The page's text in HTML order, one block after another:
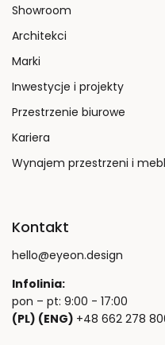
Showroom
Architekci
Marki
Inwestycje i projekty
Przestrzenie biurowe
Kariera
Wynajem przestrzeni i
Kontakt
hello@eyeon.design
Infolinia:
pon – pt: 9:00 - 17:00
(PL) (ENG) +48 662 278